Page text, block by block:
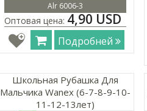
Alr 6006-3
Оптовая цена: 4,90 USD
Подробней
Школьная Рубашка Для
Мальчика Wanex (6-7-8-9-10-
11-12-13лет)